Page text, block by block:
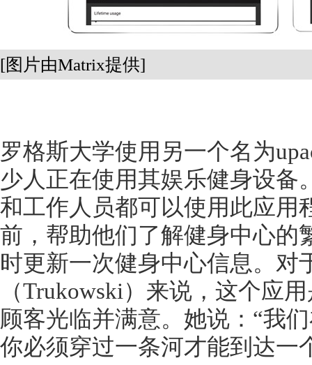
[图片由Matrix提供]
罗格斯大学使用另一个名为
少人正在使用其娱乐健身设备
和工作人员都可以使用此应用
前，帮助他们了解健身中心的
时更新一次健身中心信息。对
（Trukowski）来说，这个应
顾客光临并满意。她说：“我
你必须穿过一条河才能到达一